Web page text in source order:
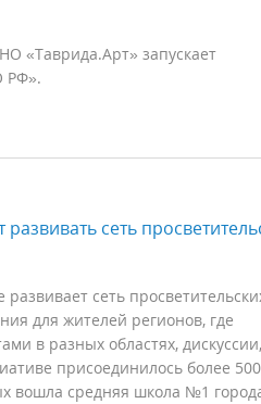
«Таврида.Арт» запускает
РФ».
сеть
сеть
для жителей регионов, где
в разных областях, дискуссии,
присоединилось более 500
вошла средняя школа №1